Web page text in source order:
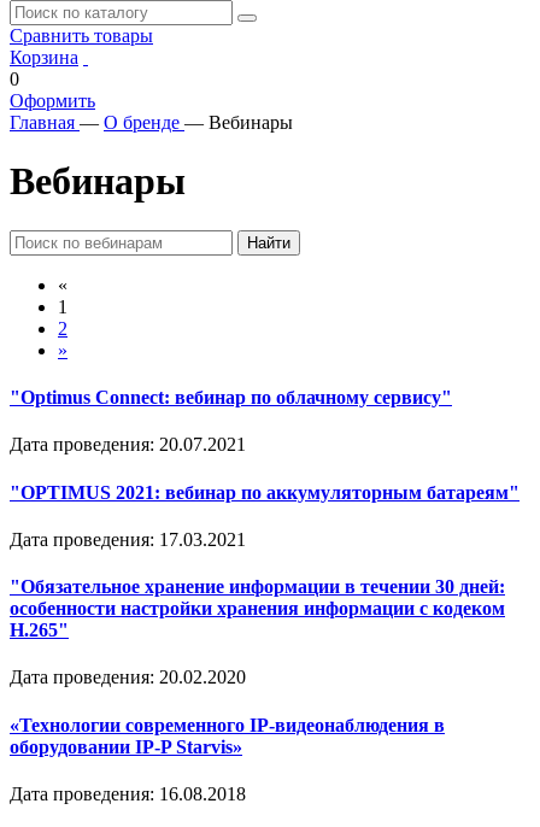
Сравнить товары
Корзина
0
Оформить
Главная — О бренде — Вебинары
Вебинары
Найти
«
1
2
»
"Optimus Connect: вебинар по облачному сервису"
Дата проведения: 20.07.2021
"OPTIMUS 2021: вебинар по аккумуляторным батареям"
Дата проведения: 17.03.2021
"Обязательное хранение информации в течении 30 дней:
особенности настройки хранения информации с кодеком
H.265"
Дата проведения: 20.02.2020
«Технологии современного IP-видеонаблюдения в
оборудовании IP-P Starvis»
Дата проведения: 16.08.2018